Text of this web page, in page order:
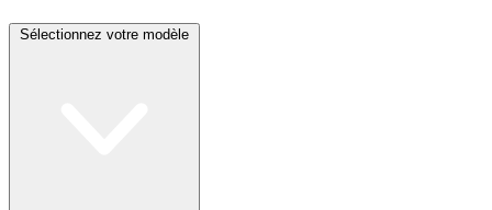
Sélectionnez votre modèle